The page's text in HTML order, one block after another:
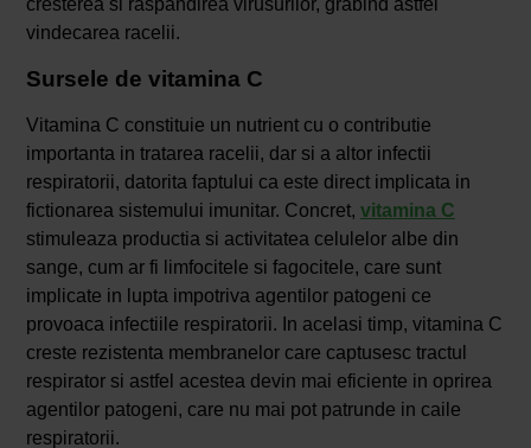
cresterea si raspandirea virusurilor, grabind astfel
vindecarea racelii.
Sursele de vitamina C
Vitamina C constituie un nutrient cu o contributie
importanta in tratarea racelii, dar si a altor infectii
respiratorii, datorita faptului ca este direct implicata in
fictionarea sistemului imunitar. Concret, vitamina C
stimuleaza productia si activitatea celulelor albe din
sange, cum ar fi limfocitele si fagocitele, care sunt
implicate in lupta impotriva agentilor patogeni ce
provoaca infectiile respiratorii. In acelasi timp, vitamina C
creste rezistenta membranelor care captusesc tractul
respirator si astfel acestea devin mai eficiente in oprirea
agentilor patogeni, care nu mai pot patrunde in caile
respiratorii.